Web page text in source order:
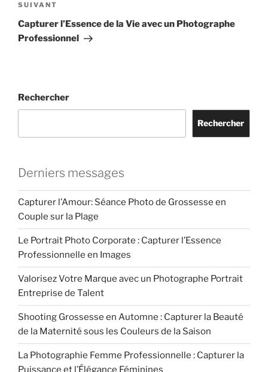
Article
suivant
SUIVANT
Capturer l’Essence de la Vie avec un Photographe
Professionnel
Rechercher
Rechercher
Derniers messages
Capturer l’Amour: Séance Photo de Grossesse en
Couple sur la Plage
Le Portrait Photo Corporate : Capturer l’Essence
Professionnelle en Images
Valorisez Votre Marque avec un Photographe Portrait
Entreprise de Talent
Shooting Grossesse en Automne : Capturer la Beauté
de la Maternité sous les Couleurs de la Saison
La Photographie Femme Professionnelle : Capturer la
Puissance et l’Élégance Féminines